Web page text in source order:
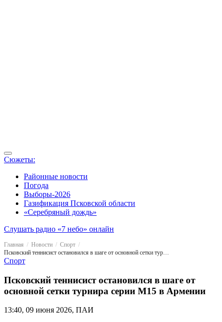
Сюжеты:
Районные новости
Погода
Выборы-2026
Газификация Псковской области
«Серебряный дождь»
Слушать радио «7 небо» онлайн
Главная Новости
Спорт
Псковский теннисист остановился в шаге от основной сетки турнира серии M15 в Армении
Спорт
Псковский теннисист остановился в шаге от
основной сетки турнира серии M15 в Армении
13:40, 09 июня 2026, ПАИ